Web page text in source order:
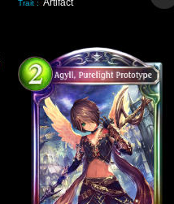
Trait : Artifact